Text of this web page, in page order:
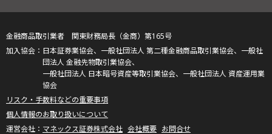
金融商品取引業者 関東財務局長（金商）第165号
日本証券業協会、一般社団法人 第二種金融商品取引業協会、一般社
団法人 金融先物取引業協会、
一般社団法人 日本暗号資産等取引業協会、一般社団法人 資産運用業
協会
リスク・手数料などの重要事項
個人情報のお取り扱いについて
マネックス証券株式会社 会社概要 お問合せ